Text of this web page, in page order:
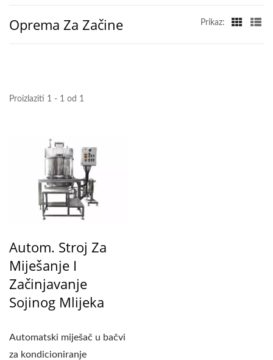
Oprema Za Začine Prikaz:
Proizlaziti 1 - 1 od 1
Autom. Stroj Za
Miješanje I
Začinjavanje
Sojinog Mlijeka
Automatski miješač u bačvi
za kondicioniranje